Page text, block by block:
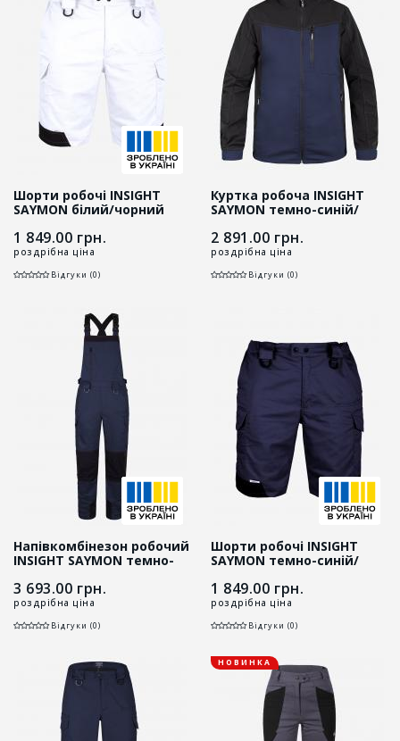
Шорти робочі INSIGHT
SAYMON білий/чорний
1 849.00 грн.
роздрібна ціна
Відгуки (0)
Куртка робоча INSIGHT
SAYMON темно-синій/
2 891.00 грн.
роздрібна ціна
Відгуки (0)
Напівкомбінезон робочий
INSIGHT SAYMON темно-
3 693.00 грн.
роздрібна ціна
Відгуки (0)
Шорти робочі INSIGHT
SAYMON темно-синій/
1 849.00 грн.
роздрібна ціна
Відгуки (0)
НОВИНКА